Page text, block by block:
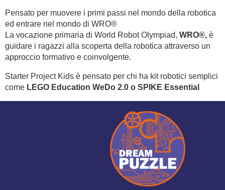
Pensato per muovere i primi passi nel mondo della robotica
ed entrare nel mondo di WRO®
La vocazione primaria di World Robot Olympiad, WRO®, è
guidare i ragazzi alla scoperta della robotica attraverso un
approccio formativo e coinvolgente.
Starter Project Kids è pensato per chi ha kit robotici semplici
come LEGO Education WeDo 2.0 o SPIKE Essential